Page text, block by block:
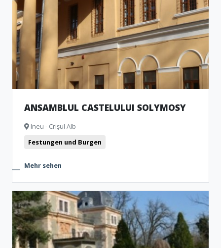
ANSAMBLUL CASTELULUI SOLYMOSY
Ineu - Crişul Alb
Festungen und Burgen
Mehr sehen